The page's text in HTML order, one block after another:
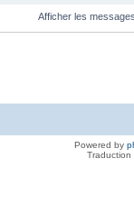
Afficher les
Powered by
Traduction